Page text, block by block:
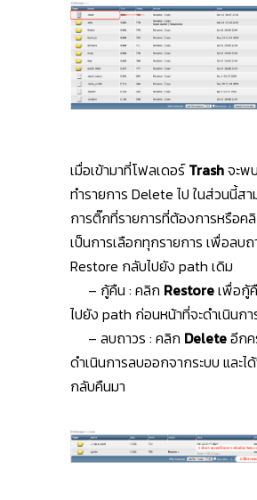
เมื่อเข้ามาที่โฟลเดอร์Trashจะพ
ทำรายการ Delete ไป ในส่วนนี้สา
การติ๊กที่รายการที่ต้องการหรือค
เป็นการเลือกทุกรายการ เพื่อลบถ
Restore กลับไปยัง path เดิม
– กู้คืน : คลิก Restoreเพื่อกู้
ไปยัง path ก่อนหน้าที่จะดำเนินก
– ลบถาวร : คลิก Deleteอีก
ดำเนินการลบออกจากระบบ และไ
กลับคืนมา